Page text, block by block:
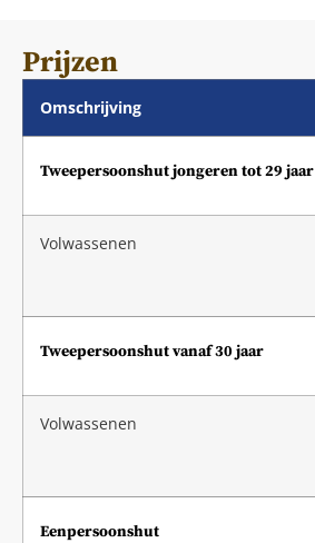
Prijzen
Omschrijving
Tweepersoonshut jongeren tot 29 jaar
Volwassenen
Tweepersoonshut vanaf 30 jaar
Volwassenen
Eenpersoonshut